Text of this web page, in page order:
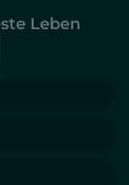
Leben